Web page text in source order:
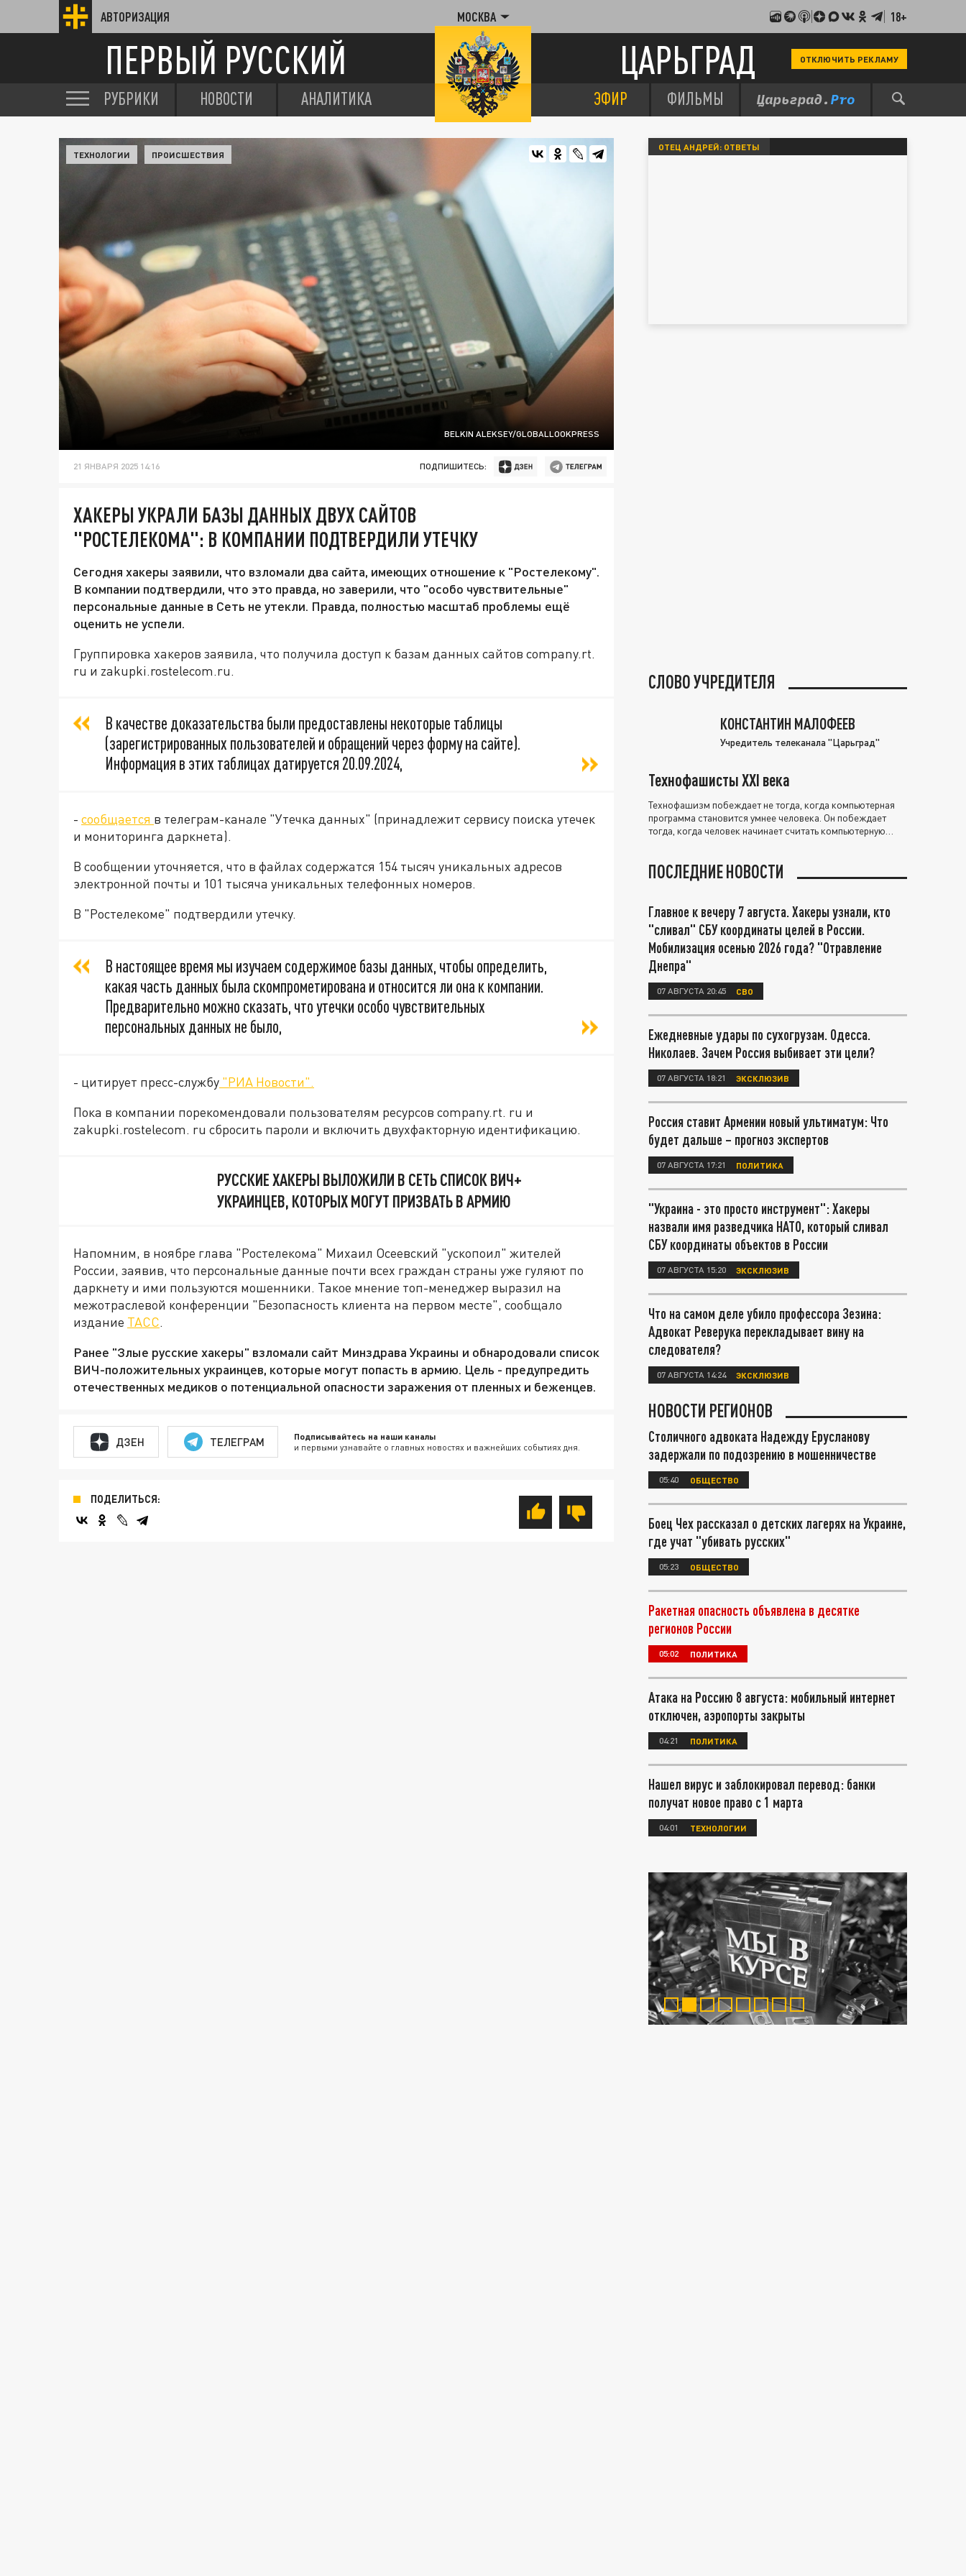
АВТОРИЗАЦИЯ МОСКВА 18+
ПЕРВЫЙ РУССКИЙ ЦАРЬГРАД ОТКЛЮЧИТЬ РЕКЛАМУ
РУБРИКИ НОВОСТИ АНАЛИТИКА ЭФИР ФИЛЬМЫ
BELKIN ALEKSEY/GLOBALLOOKPRESS
ТЕХНОЛОГИИ ПРОИСШЕСТВИЯ
21 ЯНВАРЯ 2025 14:16 ПОДПИШИТЕСЬ:
ХАКЕРЫ УКРАЛИ БАЗЫ ДАННЫХ ДВУХ САЙТОВ
"РОСТЕЛЕКОМА": В КОМПАНИИ ПОДТВЕРДИЛИ УТЕЧКУ
Сегодня хакеры заявили, что взломали два сайта, имеющих отношение к "Ростелекому".
В компании подтвердили, что это правда, но заверили, что "особо чувствительные"
персональные данные в Сеть не утекли. Правда, полностью масштаб проблемы ещё
оценить не успели.
Группировка хакеров заявила, что получила доступ к базам данных сайтов company.rt.
ru и zakupki.rostelecom.ru.
В качестве доказательства были предоставлены некоторые таблицы
(зарегистрированных пользователей и обращений через форму на сайте).
Информация в этих таблицах датируется 20.09.2024,
- сообщается в телеграм-канале "Утечка данных" (принадлежит сервису поиска утечек
и мониторинга даркнета).
В сообщении уточняется, что в файлах содержатся 154 тысяч уникальных адресов
электронной почты и 101 тысяча уникальных телефонных номеров.
В "Ростелекоме" подтвердили утечку.
В настоящее время мы изучаем содержимое базы данных, чтобы определить,
какая часть данных была скомпрометирована и относится ли она к компании.
Предварительно можно сказать, что утечки особо чувствительных
персональных данных не было,
- цитирует пресс-службу "РИА Новости".
Пока в компании порекомендовали пользователям ресурсов company.rt. ru и
zakupki.rostelecom. ru сбросить пароли и включить двухфакторную идентификацию.
РУССКИЕ ХАКЕРЫ ВЫЛОЖИЛИ В СЕТЬ СПИСОК ВИЧ+
УКРАИНЦЕВ, КОТОРЫХ МОГУТ ПРИЗВАТЬ В АРМИЮ
Напомним, в ноябре глава "Ростелекома" Михаил Осеевский "ускопоил" жителей
России, заявив, что персональные данные почти всех граждан страны уже гуляют по
даркнету и ими пользуются мошенники. Такое мнение топ-менеджер выразил на
межотраслевой конференции "Безопасность клиента на первом месте", сообщало
издание ТАСС.
Ранее "Злые русские хакеры" взломали сайт Минздрава Украины и обнародовали список
ВИЧ-положительных украинцев, которые могут попасть в армию. Цель - предупредить
отечественных медиков о потенциальной опасности заражения от пленных и беженцев.
ДЗЕН ТЕЛЕГРАМ Подписывайтесь на наши каналы
и первыми узнавайте о главных новостях и важнейших событиях дня.
ПОДЕЛИТЬСЯ:
ОТЕЦ АНДРЕЙ: ОТВЕТЫ
СЛОВО УЧРЕДИТЕЛЯ
КОНСТАНТИН МАЛОФЕЕВ
Учредитель телеканала "Царьград"
Технофашисты XXI века
Технофашизм побеждает не тогда, когда компьютерная
программа становится умнее человека. Он побеждает
тогда, когда человек начинает считать компьютерную
ПОСЛЕДНИЕ НОВОСТИ
Главное к вечеру 7 августа. Хакеры узнали, кто
"сливал" СБУ координаты целей в России.
Мобилизация осенью 2026 года? "Отравление
Днепра"
07 АВГУСТА 20:45 СВО
Ежедневные удары по сухогрузам. Одесса.
Николаев. Зачем Россия выбивает эти цели?
07 АВГУСТА 18:21 ЭКСКЛЮЗИВ
Россия ставит Армении новый ультиматум: Что
будет дальше – прогноз экспертов
07 АВГУСТА 17:21 ПОЛИТИКА
"Украина - это просто инструмент": Хакеры
назвали имя разведчика НАТО, который сливал
СБУ координаты объектов в России
07 АВГУСТА 15:20 ЭКСКЛЮЗИВ
Что на самом деле убило профессора Зезина:
Адвокат Реверука перекладывает вину на
следователя?
07 АВГУСТА 14:24 ЭКСКЛЮЗИВ
НОВОСТИ РЕГИОНОВ
Столичного адвоката Надежду Ерусланову
задержали по подозрению в мошенничестве
05:40 ОБЩЕСТВО
Боец Чех рассказал о детских лагерях на Украине,
где учат "убивать русских"
05:23 ОБЩЕСТВО
Ракетная опасность объявлена в десятке
регионов России
05:02 ПОЛИТИКА
Атака на Россию 8 августа: мобильный интернет
отключен, аэропорты закрыты
04:21 ПОЛИТИКА
Нашел вирус и заблокировал перевод: банки
получат новое право с 1 марта
04:01 ТЕХНОЛОГИИ